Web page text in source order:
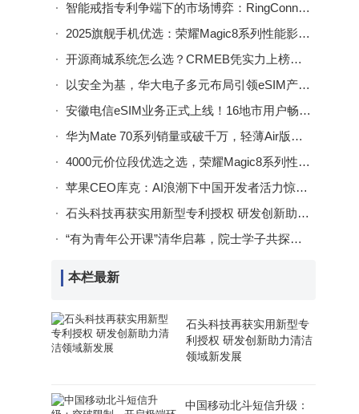
智能戒指专利争端下的市场博弈：RingConn突围，Oura领航未来走向
2025旗舰手机优选：荣耀Magic8系列性能影像双优成新标杆
开源商城系统怎么选？CRMEB凭实力上榜，助力企业高效经营！
以安全为基，华大电子多元布局引领eSIM产业迈向新高度
安徽电信eSIM业务正式上线！16地市用户畅享“无卡”便捷通信新体验
华为Mate 70系列销量或破千万，轻薄Air版备案亮相，高端矩阵再扩容
4000元价位段优选之选，荣耀Magic8系列性能影像AI全拉满
苹果CEO库克：AI浪潮下中国开发者活力惊人，积极拥抱技术变革
石头科技再获实用新型专利授权 研发创新助力清洁领域新发展
“有为青年公开课”清华启幕，院士学子共探智能共生新未来
本栏最新
石头科技再获实用新型专
利授权 研发创新助力清洁
领域新发展
中国移动北斗短信升级：